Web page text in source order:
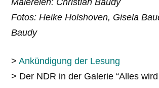
Fotos: Heike Holshoven, Gisela
Baudy
>Ankündigung der Lesung
> Der NDR in der Galerie “Alles